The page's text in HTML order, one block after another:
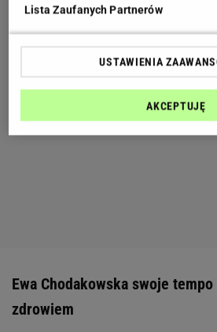
Ewa Chodakowska swoje tempo
zdrowiem
Lista Zaufanych Partnerów
USTAWIENIA
AKCEPTUJĘ